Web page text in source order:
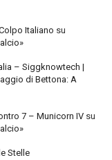
Italiano su
– Siggknowtech |
di Bettona: A
7 – Municorn IV su
Stelle